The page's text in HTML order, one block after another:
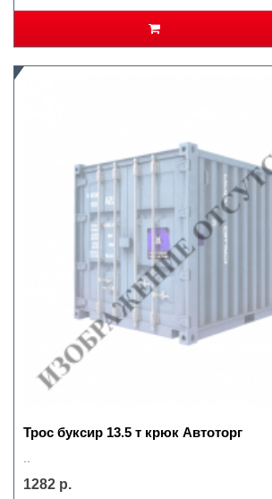
Трос буксир 13.5 т крюк Автоторг
1282 р.